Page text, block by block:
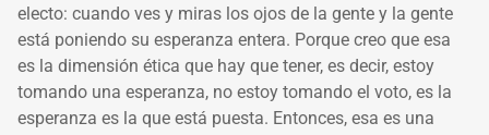
electo: cuando ves y miras los ojos de la gente y la gente
está poniendo su esperanza entera. Porque creo que esa
es la dimensión ética que hay que tener, es decir, estoy
tomando una esperanza, no estoy tomando el voto, es la
esperanza es la que está puesta. Entonces, esa es una